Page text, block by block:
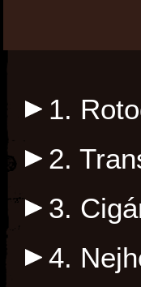
1.
2.
3.
4.